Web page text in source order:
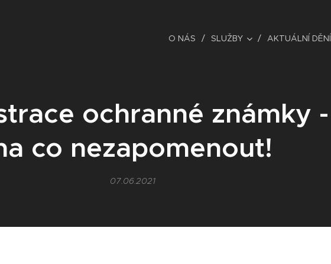
O NÁS SLUŽBY AKTUÁLNÍ DĚNÍ
ochranné známky -
co nezapomenout!
07.06.2021